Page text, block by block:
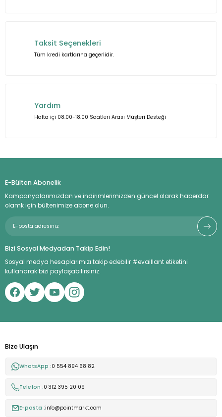
Taksit Seçenekleri
Tüm kredi kartlarına geçerlidir.
Yardım
Hafta içi 08.00-18.00 Saatleri Arası Müşteri Desteği
E-Bülten Abonelik
Kampanyalarımızdan ve indirimlerimizden güncel olarak haberdar
olamk için bültenimize abone olun.
Bizi Sosyal Medyadan Takip Edin!
Sosyal medya hesaplarımızı takip edebilir #evaillant etiketini
kullanarak bizi paylaşabilirsiniz.
Bize Ulaşın
WhatsApp :0 554 894 68 82
Telefon :0 312 395 20 09
E-posta :info@pointmarkt.com